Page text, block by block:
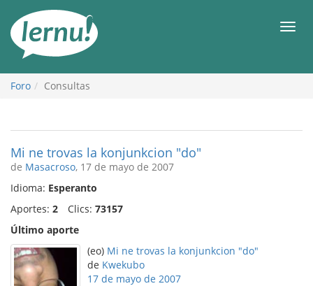
Foro Consultas
Mi ne trovas la konjunkcion "do"
de Masacroso, 17 de mayo de 2007
Idioma: Esperanto
Aportes: 2 Clics: 73157
Último aporte
(eo) Mi ne trovas la konjunkcion "do"
de Kwekubo
17 de mayo de 2007